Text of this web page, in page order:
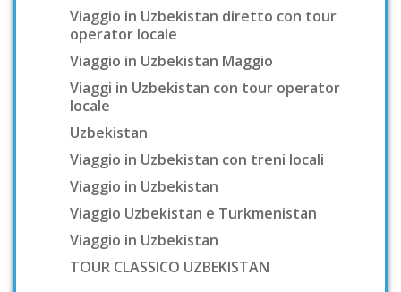
Viaggio in Uzbekistan diretto con tour
operator locale
Viaggio in Uzbekistan Maggio
Viaggi in Uzbekistan con tour operator
locale
Uzbekistan
Viaggio in Uzbekistan con treni locali
Viaggio in Uzbekistan
Viaggio Uzbekistan e Turkmenistan
Viaggio in Uzbekistan
TOUR CLASSICO UZBEKISTAN